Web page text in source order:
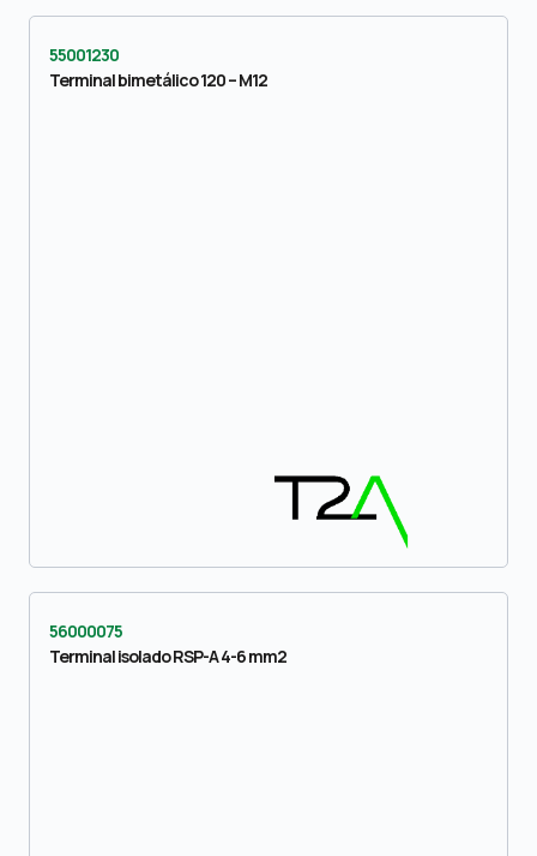
55001230
Terminal bimetálico 120 – M12
56000075
Terminal isolado RSP-A 4-6 mm2